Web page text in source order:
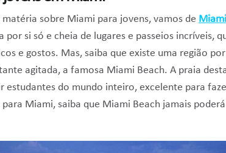
sobre Miami para jovens, vamos de
por si só e cheia de lugares e passeios incríveis,
e gostos. Mas, saiba que existe uma região
agitada, a famosa Miami Beach. A praia
estudantes do mundo inteiro, excelente para
Miami, saiba que Miami Beach jamais